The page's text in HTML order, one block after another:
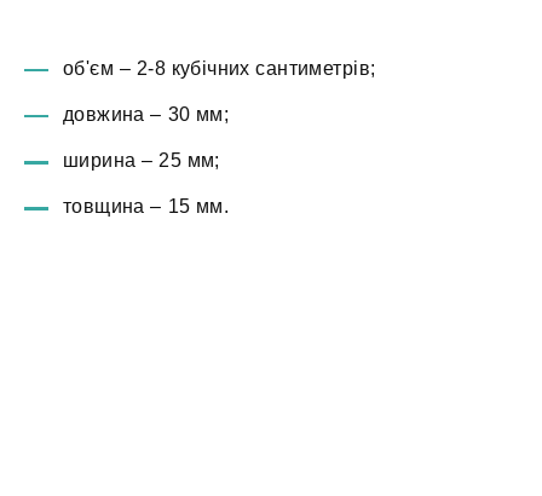
об'єм – 2-8 кубічних сантиметрів;
довжина – 30 мм;
ширина – 25 мм;
товщина – 15 мм.